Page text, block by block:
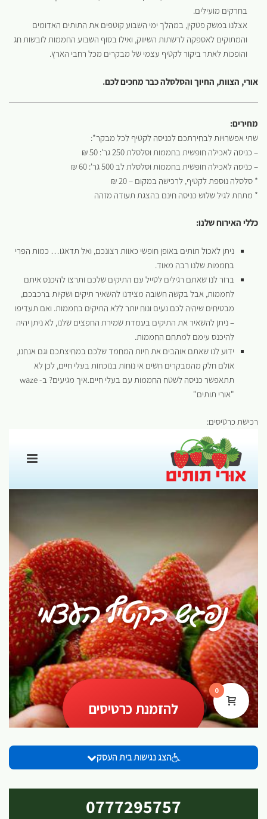
בחרקים מועילים.
אצלנו במשק פטקין, במהלך ימי השבוע קוטפים את התותים האדומים
והמתוקים לאספקה לרשתות השיווק, ואילו בסוף השבוע החממות לובשות חג
והופכות לאתר ביקור לקטיף עצמי של מבקרים מכל רחבי הארץ.
אורי, הצוות, החיוך והסלסלה כבר מחכים לכם.
מחירים:
שתי אפשרויות לבחירתכם לכניסה לקטיף לכל מבקר*:
– כניסה לאכילה חופשית בחממות וסלסלת 250 גר': 50 ₪
– כניסה לאכילה חופשית בחממות וסלסלת לב 500 גר': 60 ₪
* סלסלה נוספת לקטיף, לרכישה במקום – 20 ₪
* מתחת לגיל שלוש כניסה חינם בהצגת תעודה מזהה
כללי האירוח שלנו:
ניתן לאכול תותים באופן חופשי כאוות רצונכם, ואל תדאגו… כמות הפרי
בחממות שלנו רבה מאוד.
ברור לנו שאתם רגילים לטייל עם התיקים שלכם ותרצו להיכנס איתם
לחממות, אבל בקשה חשובה מצידנו להשאיר תיקים ושקיות ברכבכם,
מבטיחים שיהיה לכם נעים ונוח יותר ללא התיקים בחממות. ואם תעדיפו
– ניתן להשאיר את התיקים בעמדת שמירת החפצים שלנו, לא ניתן יהיה
להיכנס עימם למתחם החממות.
ידוע לנו שאתם אוהבים את חיות המחמד שלכם במחיצתכם וגם אנחנו,
אולם חלק מהמבקרים חשים אי נוחות בנוכחות בעלי חיים, לכן לא
תתאפשר כניסה לשטח החממות עם בעלי חיים.איך מגיעים? ב- waze
"אורי תותים"
רכישת כרטיסים:
הצג נגישות בית העסק
0777295757